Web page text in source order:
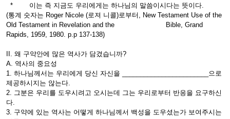
* 이는 즉 지금도 우리에게는 하나님의 말씀이시다는 뜻이다.
(통계 숫자는 Roger Nicole (로져 니콜)로부터, New Testament Use of the
Old Testament in Revelation and the Bible, Grand
Rapids, 1959, 1980. p.p 137-138)
II. 왜 구약안에 많은 역사가 담겼습니까?
A. 역사의 중요성
1. 하나님께서는 우리에게 당신 자신을 ________________________으로
제공하시지는 않는다.
2. 그분은 우리를 도우시려고 오시는데 그는 우리로부터 반응을 요구하신
다.
3. 구약에 있는 역사는 어떻게 하나님께서 백성을 도우셨는가 보여주시는